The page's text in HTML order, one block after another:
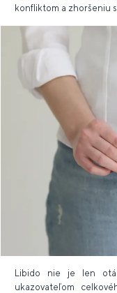
konfliktom a zhoršeniu
Libido nie je len
ukazovateľom